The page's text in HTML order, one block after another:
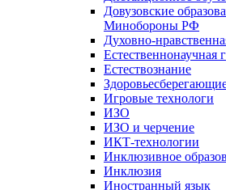
Довузовские
Минобороны РФ
Естественнонаучная
Естествознание
Игровые технологи
ИЗО
ИЗО и черчение
ИКТ-технологии
Инклюзивное
Инклюзия
Иностранный язык